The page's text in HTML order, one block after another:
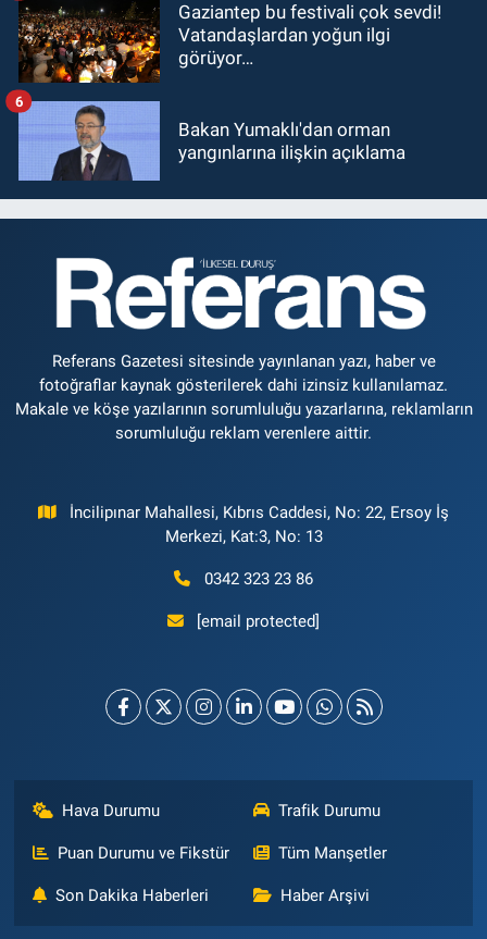
Gaziantep bu festivali çok sevdi!
Vatandaşlardan yoğun ilgi
görüyor…
Bakan Yumaklı'dan orman
yangınlarına ilişkin açıklama
6
Referans Gazetesi sitesinde yayınlanan yazı, haber ve
fotoğraflar kaynak gösterilerek dahi izinsiz kullanılamaz.
Makale ve köşe yazılarının sorumluluğu yazarlarına, reklamların
sorumluluğu reklam verenlere aittir.
İncilipınar Mahallesi, Kıbrıs Caddesi, No: 22, Ersoy İş
Merkezi, Kat:3, No: 13
0342 323 23 86
[email protected]
Hava Durumu Trafik Durumu
Puan Durumu ve Fikstür Tüm Manşetler
Son Dakika Haberleri Haber Arşivi